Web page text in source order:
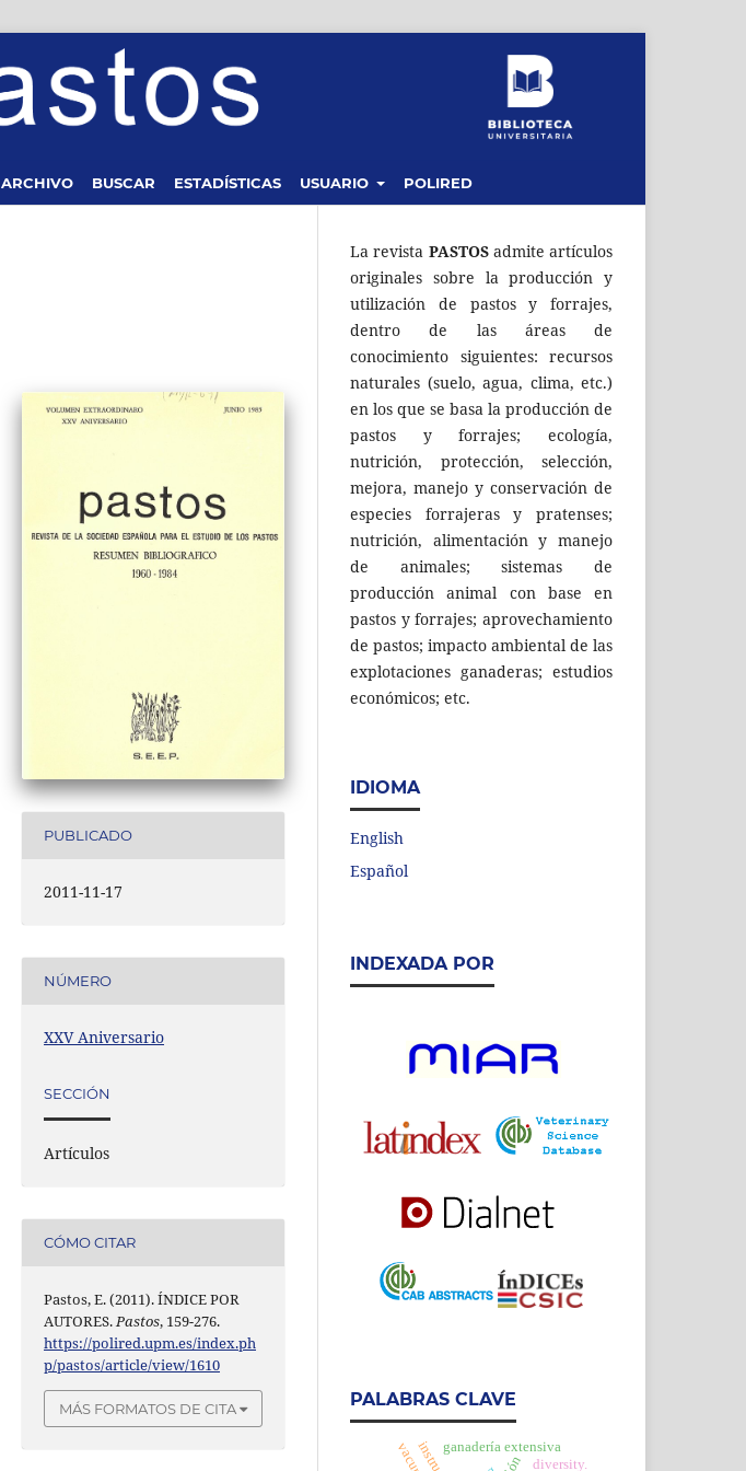
ARCHIVO BUSCAR ESTADÍSTICAS USUARIO POLIRED
PUBLICADO
2011-11-17
NÚMERO
XXV Aniversario
SECCIÓN
Artículos
CÓMO CITAR
Pastos, E. (2011). ÍNDICE POR
AUTORES.Pastos, 159-276.
https://polired.upm.es/index.ph
p/pastos/article/view/1610
MÁS FORMATOS DE CITA
La revista PASTOSadmite artículos
originales sobre la producción y
utilización de pastos y forrajes,
dentro de las áreas de
conocimiento siguientes: recursos
naturales (suelo, agua, clima, etc.)
en los que se basa la producción de
pastos y forrajes; ecología,
nutrición, protección, selección,
mejora, manejo y conservación de
especies forrajeras y pratenses;
nutrición, alimentación y manejo
de animales; sistemas de
producción animal con base en
pastos y forrajes; aprovechamiento
de pastos; impacto ambiental de las
explotaciones ganaderas; estudios
económicos; etc.
IDIOMA
English
Español
INDEXADA POR
PALABRAS CLAVE
ganadería extensiva
diversity.